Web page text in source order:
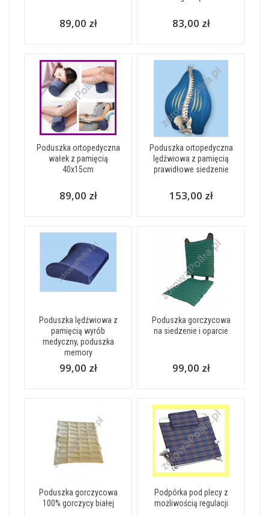
89,00 zł 83,00 zł
Poduszka ortopedyczna
wałek z pamięcią
40x15cm
89,00 zł
Poduszka ortopedyczna
lędźwiowa z pamięcią
prawidłowe siedzenie
153,00 zł
Poduszka lędźwiowa z
pamięcią wyrób
medyczny, poduszka
memory
99,00 zł
Poduszka gorczycowa
na siedzenie i oparcie
99,00 zł
Poduszka gorczycowa
100% gorczycy białej
Podpórka pod plecy z
możliwością regulacji